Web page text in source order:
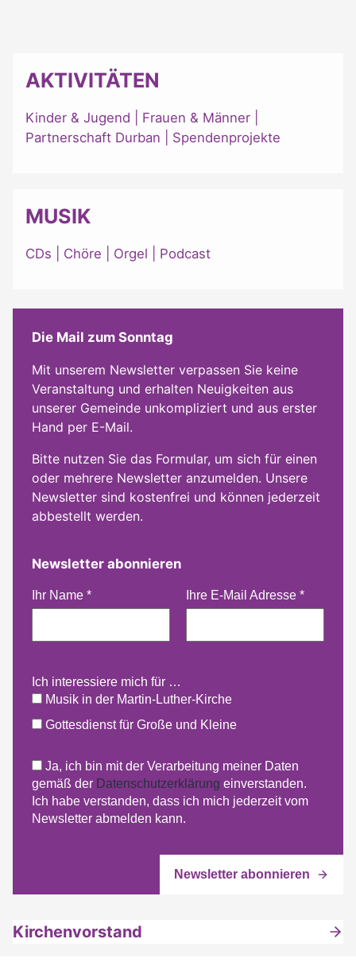
AKTIVITÄTEN
Kinder & Jugend Frauen & Männer
Partnerschaft Durban
Spendenprojekte
MUSIK
CDs Chöre Orgel Podcast
Die Mail zum Sonntag
Mit unserem Newsletter verpassen Sie keine
Veranstaltung und erhalten Neuigkeiten aus
unserer Gemeinde unkompliziert und aus erster
Hand per E-Mail.
Bitte nutzen Sie das Formular, um sich für einen
oder mehrere Newsletter anzumelden. Unsere
Newsletter sind kostenfrei und können jederzeit
abbestellt werden.
Newsletter abonnieren
Ihr Name * Ihre E-Mail Adresse *
Ich interessiere mich für …
Musik in der Martin-Luther-Kirche
Gottesdienst für Große und Kleine
Ja, ich bin mit der Verarbeitung meiner Daten
gemäß der Datenschutzerklärung einverstanden.
Ich habe verstanden, dass ich mich jederzeit vom
Newsletter abmelden kann.
Kirchenvorstand